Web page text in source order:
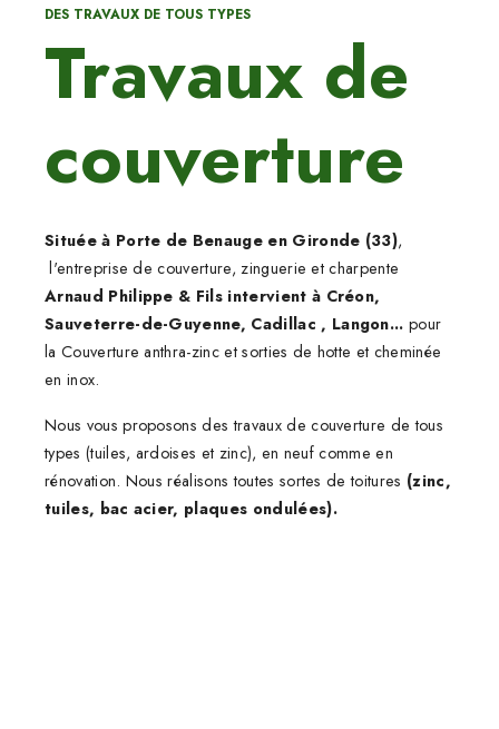
DES TRAVAUX DE TOUS TYPES
Travaux de
couverture
Située à Porte de Benauge en Gironde (33),
l'entreprise de couverture, zinguerie et charpente
Arnaud Philippe & Fils intervient à Créon,
Sauveterre-de-Guyenne, Cadillac , Langon... pour
la Couverture anthra-zinc et sorties de hotte et cheminée
en inox.
Nous vous proposons des travaux de couverture de tous
types (tuiles, ardoises et zinc), en neuf comme en
rénovation. Nous réalisons toutes sortes de toitures (zinc,
tuiles, bac acier, plaques ondulées).